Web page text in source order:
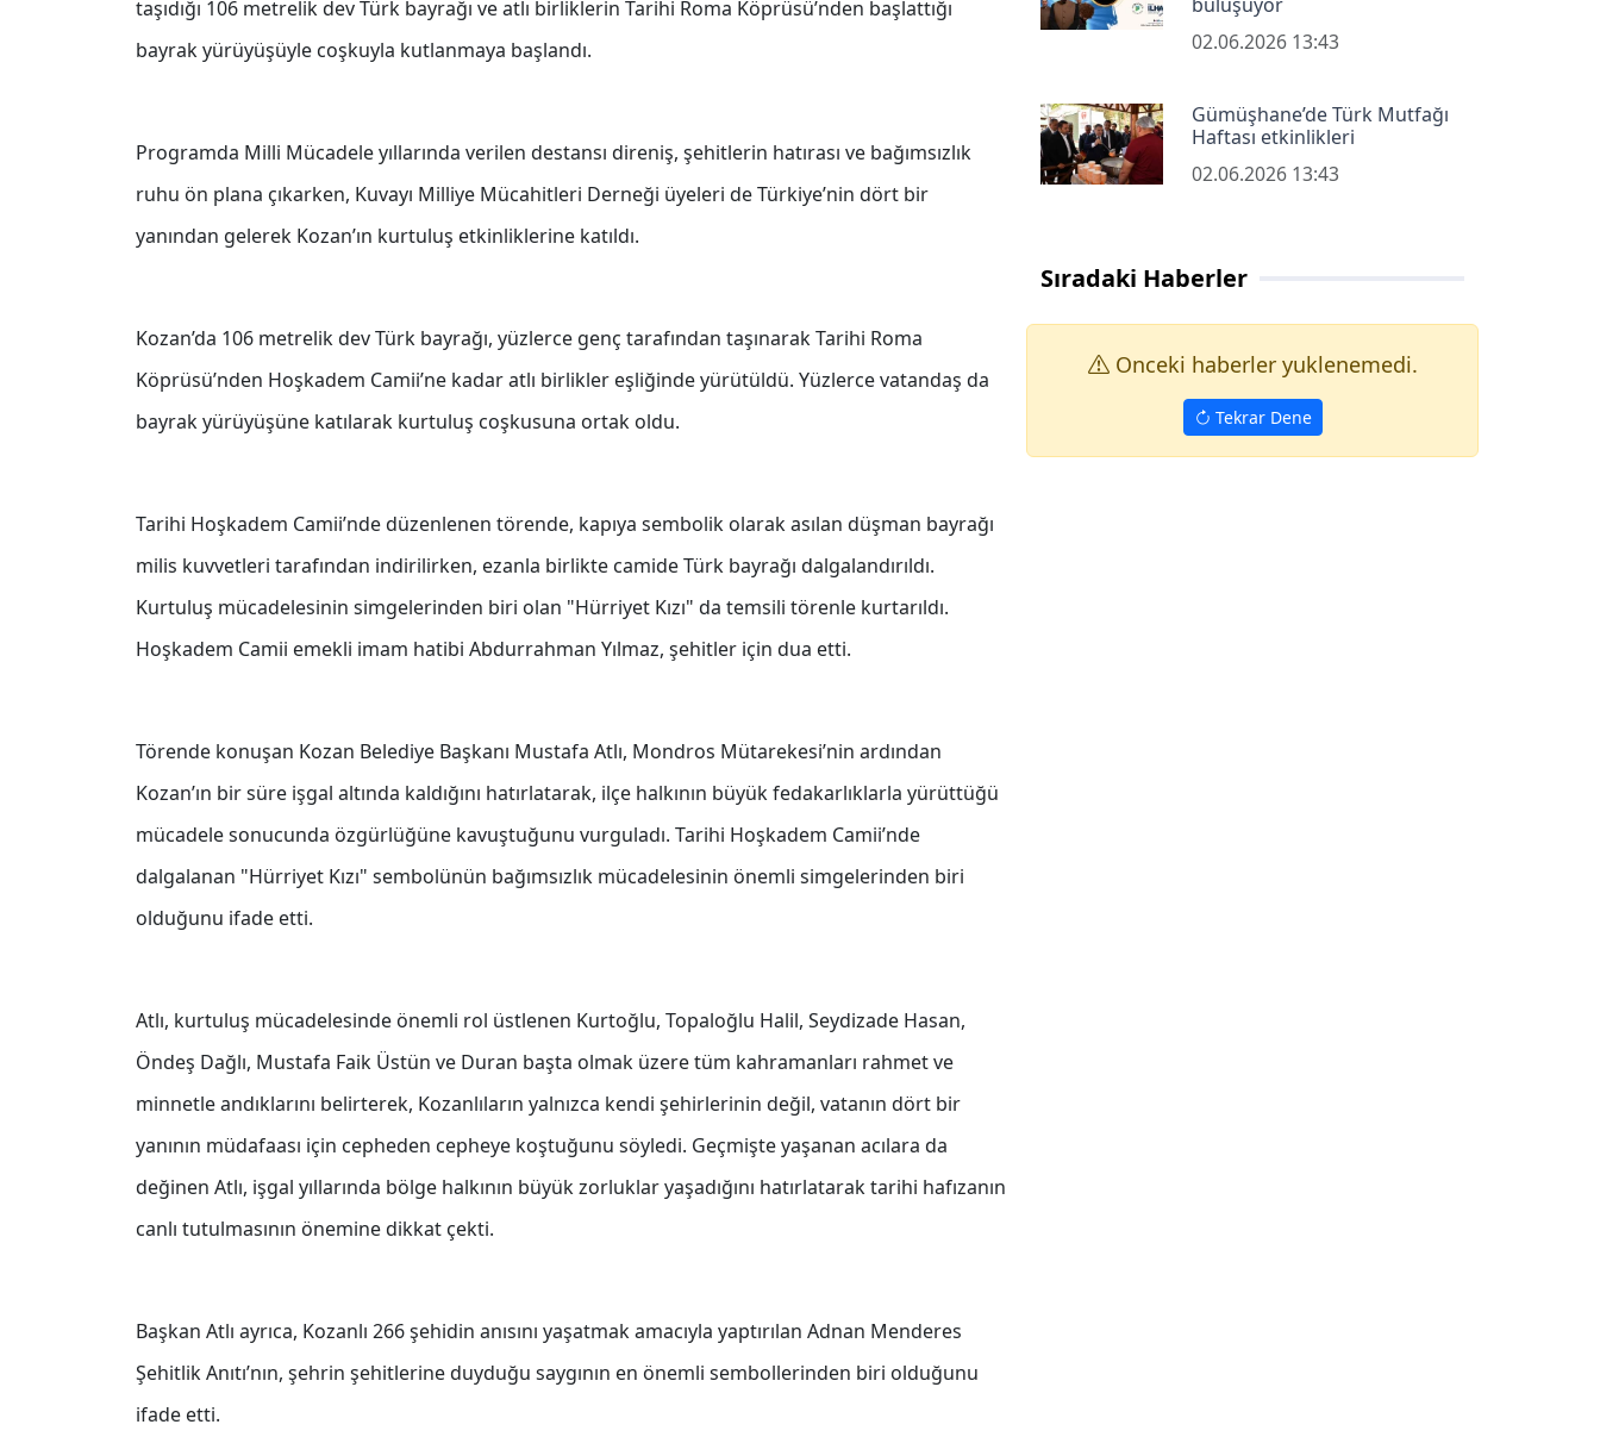
taşıdığı 106 metrelik dev Türk bayrağı ve atlı birliklerin Tarihi Roma Köprüsü’nden başlattığı
bayrak yürüyüşüyle coşkuyla kutlanmaya başlandı.
Programda Milli Mücadele yıllarında verilen destansı direniş, şehitlerin hatırası ve bağımsızlık
ruhu ön plana çıkarken, Kuvayı Milliye Mücahitleri Derneği üyeleri de Türkiye’nin dört bir
yanından gelerek Kozan’ın kurtuluş etkinliklerine katıldı.
Kozan’da 106 metrelik dev Türk bayrağı, yüzlerce genç tarafından taşınarak Tarihi Roma
Köprüsü’nden Hoşkadem Camii’ne kadar atlı birlikler eşliğinde yürütüldü. Yüzlerce vatandaş da
bayrak yürüyüşüne katılarak kurtuluş coşkusuna ortak oldu.
Tarihi Hoşkadem Camii’nde düzenlenen törende, kapıya sembolik olarak asılan düşman bayrağı
milis kuvvetleri tarafından indirilirken, ezanla birlikte camide Türk bayrağı dalgalandırıldı.
Kurtuluş mücadelesinin simgelerinden biri olan "Hürriyet Kızı" da temsili törenle kurtarıldı.
Hoşkadem Camii emekli imam hatibi Abdurrahman Yılmaz, şehitler için dua etti.
Törende konuşan Kozan Belediye Başkanı Mustafa Atlı, Mondros Mütarekesi’nin ardından
Kozan’ın bir süre işgal altında kaldığını hatırlatarak, ilçe halkının büyük fedakarlıklarla yürüttüğü
mücadele sonucunda özgürlüğüne kavuştuğunu vurguladı. Tarihi Hoşkadem Camii’nde
dalgalanan "Hürriyet Kızı" sembolünün bağımsızlık mücadelesinin önemli simgelerinden biri
olduğunu ifade etti.
Atlı, kurtuluş mücadelesinde önemli rol üstlenen Kurtoğlu, Topaloğlu Halil, Seydizade Hasan,
Öndeş Dağlı, Mustafa Faik Üstün ve Duran başta olmak üzere tüm kahramanları rahmet ve
minnetle andıklarını belirterek, Kozanlıların yalnızca kendi şehirlerinin değil, vatanın dört bir
yanının müdafaası için cepheden cepheye koştuğunu söyledi. Geçmişte yaşanan acılara da
değinen Atlı, işgal yıllarında bölge halkının büyük zorluklar yaşadığını hatırlatarak tarihi hafızanın
canlı tutulmasının önemine dikkat çekti.
Başkan Atlı ayrıca, Kozanlı 266 şehidin anısını yaşatmak amacıyla yaptırılan Adnan Menderes
Şehitlik Anıtı’nın, şehrin şehitlerine duyduğu saygının en önemli sembollerinden biri olduğunu
ifade etti.
02.06.2026 13:43
Gümüşhane’de Türk Mutfağı
Haftası etkinlikleri
02.06.2026 13:43
Sıradaki Haberler
Onceki haberler yuklenemedi.
Tekrar Dene